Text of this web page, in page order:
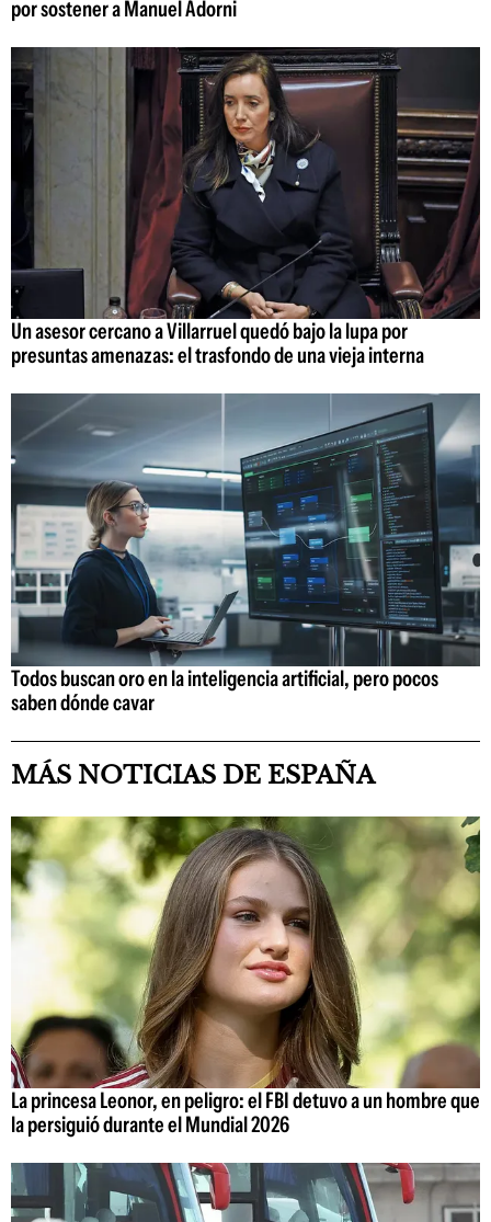
por sostener a Manuel Adorni
Un asesor cercano a Villarruel quedó bajo la lupa por
presuntas amenazas: el trasfondo de una vieja interna
Todos buscan oro en la inteligencia artificial, pero pocos
saben dónde cavar
MÁS NOTICIAS DE ESPAÑA
La princesa Leonor, en peligro: el FBI detuvo a un hombre que
la persiguió durante el Mundial 2026